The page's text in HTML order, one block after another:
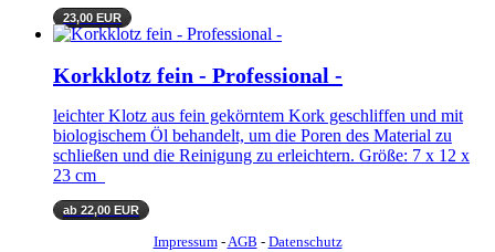
23,00 EUR
Korkklotz fein - Professional -
leichter Klotz aus fein gekörntem Kork geschliffen und mit
biologischem Öl behandelt, um die Poren des Material zu
schließen und die Reinigung zu erleichtern. Größe: 7 x 12 x
23 cm
ab 22,00 EUR
Impressum-AGB - Datenschutz